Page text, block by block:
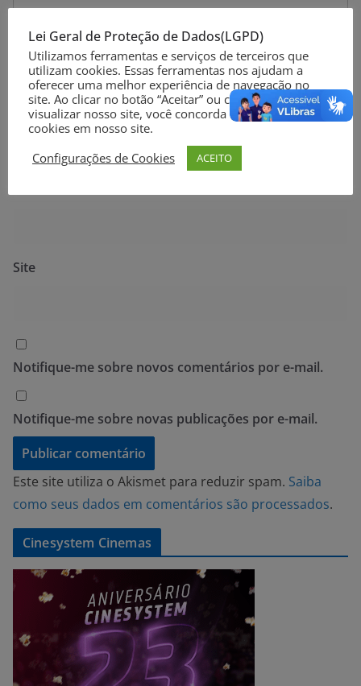
Nome*
Site
Notifique-me sobre novos comentários por e-mail.
Notifique-me sobre novas publicações por e-mail.
Este site utiliza o Akismet para reduzir spam. Saiba
como seus dados em comentários são processados.
Cinesystem Cinemas
Lei Geral de Proteção de Dados(LGPD)
Utilizamos ferramentas e serviços de terceiros que
utilizam cookies. Essas ferramentas nos ajudam a
oferecer uma melhor experiência de navegação no
site. Ao clicar no botão “Aceitar” ou continuar a
visualizar nosso site, você concorda com o uso de
cookies em nosso site.
Configurações de Cookies
ACEITO